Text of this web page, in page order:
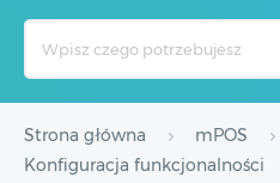
Strona główna
mPOS
Konfiguracja funkcjonalności